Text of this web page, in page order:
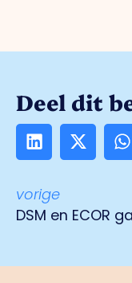
Deel dit
vorige